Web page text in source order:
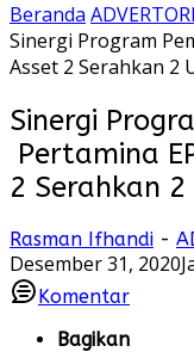
Beranda
Sinergi Program
Asset 2 Serahkan 2
Sinergi
Pertamina
2 Serahkan
Rasman Ifhandi -
Desember 31, 2020
Komentar
Bagikan